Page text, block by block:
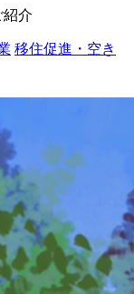
介
移住促進・空き